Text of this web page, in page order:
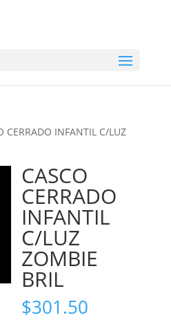
CERRADO INFANTIL C/LUZ
CASCO
CERRADO
INFANTIL
C/LUZ
ZOMBIE
BRIL
$301.50